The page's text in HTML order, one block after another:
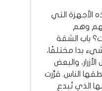
الأجهزة التي
وهم
باب الشقة
بدا مختلفًا،
والبعض
الناس. قرَّرت
الذي تُبدع